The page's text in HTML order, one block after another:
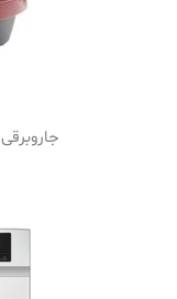
جاروبرقی 2100 وات اسنوا مدل RL24RD